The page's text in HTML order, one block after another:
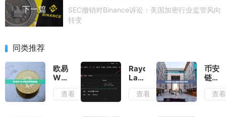
下一篇
SEC撤销对Binance诉讼：美国加密行业监管风向
转变
同类推荐
欧易
Web3
钱包
发币
查看
Raydium
LaunchLab
批量
交易
查看
币安
链
BSC
一键
查看